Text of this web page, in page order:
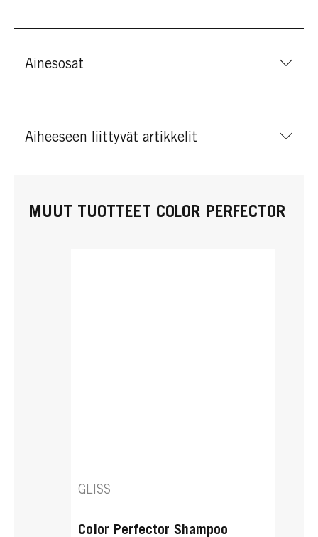
Ainesosat
Aiheeseen liittyvät artikkelit
MUUT TUOTTEET COLOR PERFECTOR
GLISS
Color Perfector Shampoo